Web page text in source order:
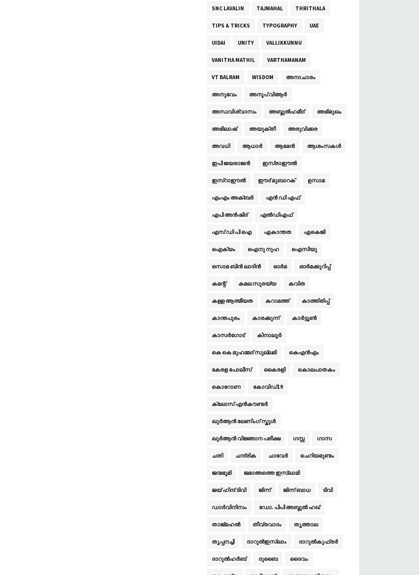
SNC LAVALIN TAJMAHAL THRITHALA
TIPS & TRICKS TYPOGRAPHY UAE
UIDAI UNITY VALLIKKUNNU
VANITHA MATHIL VARTHAMANAM
VT BALRAM WISDOM അനാചാരം
അനുഭവം അനൂപ് വിആർ
അന്ധവിശ്വാസം അബ്ദുല്‍ഹമീദ് അഭിമുഖം
അഭിലാഷ് അയുക്തീ അരുവിക്കര
അവധി ആധാർ ആമേന്‍ ആശംസകള്‍
ഇപി ജയരാജൻ ഇസ്രാഈല്‍
ഇസ്‌റാഈല്‍ ഈദ് മുബാറക് ഉസാമ
എം‌എം അക്ബർ എൻ ഡി എഫ്
എപി അൻഷിദ് എൽഡി‌എഫ്
എസ് ഡി പി ഐ ഏകാന്തത ഏകെജി
ഐക്യം ഐനു നുഹ ഐസിയു
ഒസാമ ബിൻ ലാദിൻ ഓര്‍മ ഓര്‍മക്കുറിപ്പ്
കമന്റ് കമല സുരയ്യ കവിത
കള്ള ആത്മീയത കറാമത്ത് കാത്തിരിപ്പ്
കാന്തപുരം കാരക്കുന്ന് കാര്‍ട്ടൂണ്‍
കാസർഗോട് കിനാലൂര്‍
കെ കെ മുഹമ്മദ് സുല്ലമി കെ‌എൻഎം
കേരള പോലീസ് കൈരളി കൊലപാതകം
കൊറോണ കോവിഡ്19
ക്ലോസ് എൻകൗണ്ടർ
ഖുര്‍‌ആന്‍ ലേണിംഗ് സ്കൂ‍ള്‍
ഖുര്‍‌ആന്‍ വിജ്ഞാന പരീക്ഷ ഗസ്സ ഗാസ
ചതി ചന്ദ്രിക ചാവേര്‍ ചെറിയമുണ്ടം
ജന്മഭൂമി ജമാ‌അത്തെ ഇസ്‌ലാമി
ജയ് ഹിന്ദ് ടിവി ജിന്ന് ജിന്ന് ബാധ ടിവി
ഡാര്‍വിനിസം ഡോ. പിപി അബ്ദുൽ ഹഖ്
താജ്മഹൽ തീവ്രവാദം തൃത്താല
തൃപ്പനച്ചി ദാറുല്‍ഇസ്‌ലാം ദാറുല്‍കുഫ്രര്‍
ദാറുല്‍ഹര്‍ബ്‌ ദുബൈ ദൈവം